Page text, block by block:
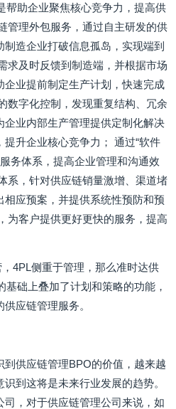
帮助企业聚焦核心竞争力，提高供
管理外包服务，通过自主研发的供
造企业打破信息孤岛，实现端到
求及时反馈到制造端，并根据市场
企业提前制定生产计划，快速完成
数字化控制，发现重复结构、冗余
业内部生产管理提供定制化解决
升企业核心竞争力； 通过“软件
务体系，提高企业管理和沟通效
系，针对供应链销量激增、渠道堵
应预案，并提供系统性预防和预
为客户提供更好更快的服务，提高
4PL侧重于管理，那么准时达供
础上叠加了计划和策略的功能，
应链管理服务。
供应链管理BPO的价值，越来越
到这将是未来行业发展的趋势。
司，对于供应链管理公司来说，如